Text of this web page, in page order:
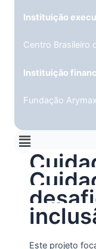
Instituição
Centro Brasileiro
Instituição
Fundação Arymax
Menu
Este projeto